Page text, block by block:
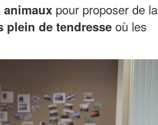
animauxpour proposer de la
plein de tendresseoù les